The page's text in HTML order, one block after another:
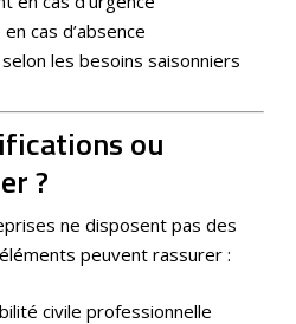
cas d’absence
les besoins saisonniers
ou
?
ne disposent pas des
peuvent rassurer :
civile professionnelle